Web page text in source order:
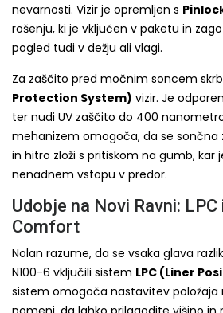
nevarnosti. Vizir je opremljen s
rošenju, ki je vključen v paketu in
pogled tudi v dežju ali vlagi.
Za zaščito pred močnim soncem
Protection System) vizir. Je
ter nudi UV zaščito do 400
mehanizem omogoča, da se sončna
in hitro zloži s pritiskom na gumb, kar
nenadnem vstopu v predor.
Udobje na Novi Ravni: LPC
Comfort
Nolan razume, da se vsaka glava
N100-6 vključili sistem LPC (Liner
sistem omogoča nastavitev položaja